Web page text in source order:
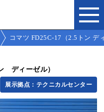
コマツ FD25C-17（2.5トン デ
ディーゼル）
展示拠点：テクニカルセンター